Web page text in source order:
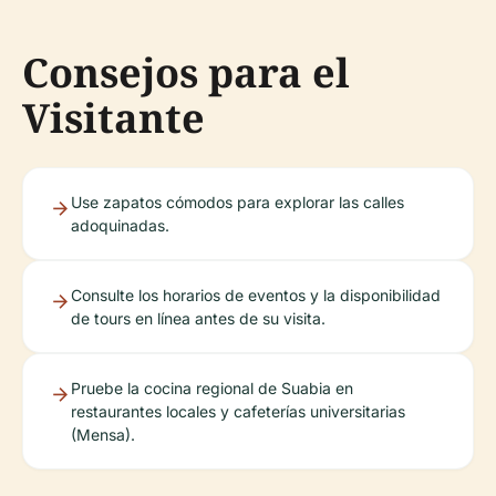
Consejos para el
Visitante
Use zapatos cómodos para explorar las calles
adoquinadas.
Consulte los horarios de eventos y la disponibilidad
de tours en línea antes de su visita.
Pruebe la cocina regional de Suabia en
restaurantes locales y cafeterías universitarias
(Mensa).